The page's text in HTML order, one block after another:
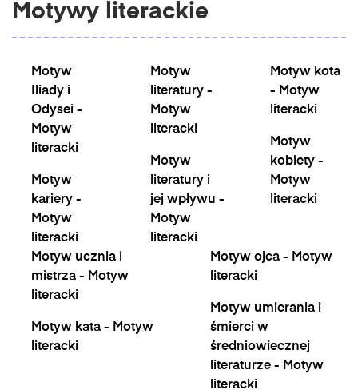
Motywy literackie
Motyw
Iliady i
Odysei -
Motyw
literacki
Motyw
kariery -
Motyw
literacki
Motyw
literatury -
Motyw
literacki
Motyw
literatury i
jej wpływu -
Motyw
literacki
Motyw kota
- Motyw
literacki
Motyw
kobiety -
Motyw
literacki
Motyw ucznia i
mistrza - Motyw
literacki
Motyw kata - Motyw
literacki
Motyw ojca - Motyw
literacki
Motyw umierania i
śmierci w
średniowiecznej
literaturze - Motyw
literacki